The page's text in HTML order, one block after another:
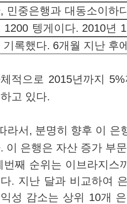
, 민중은행과 대동소이하
1200 텡게이다. 2010년
기록했다. 6개월 지난 후
적으로 2015년까지 5%
고 있다.
라서 , 분명히 향후 이 은
. 이 은행은 자산 증가 부
번째 순위는 이브라지스
. 지난 달과 비교하여
성 감소는 상위 10개